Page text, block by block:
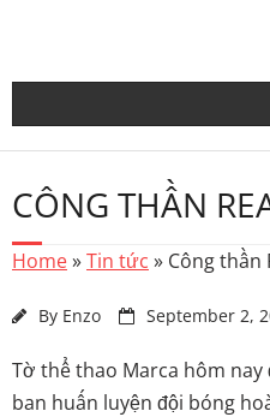
content
CÔNG THẦN
Home»Tin tức » Công thần
By Enzo September 2,
Tờ thể thao Marca hôm nay
ban huấn luyện đội bóng